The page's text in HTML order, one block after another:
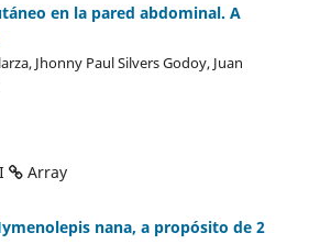
en la pared abdominal. A
Jhonny Paul Silvers Godoy, Juan
Array
nana, a propósito de 2